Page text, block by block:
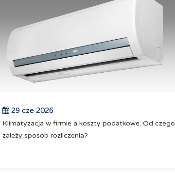
29 cze 2026
Klimatyzacja w firmie a koszty podatkowe. Od czego
zależy sposób rozliczenia?